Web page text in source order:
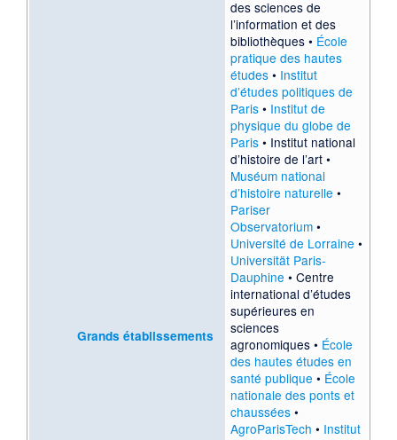
Grands établissements
des sciences de
l’information et des
bibliothèques• École
pratique des hautes
études• Institut
d’études politiques de
Paris• Institut de
physique du globe de
Paris• Institut national
d’histoire de l’art•
Muséum national
d’histoire naturelle •
Pariser
Observatorium•
Université de Lorraine •
Universität Paris-
Dauphine • Centre
international d’études
supérieures en
sciences
agronomiques• École
des hautes études en
santé publique • École
nationale des ponts et
chaussées•
AgroParisTech • Institut